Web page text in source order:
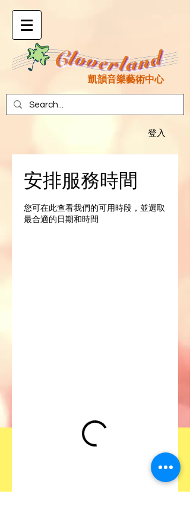
凱韻音樂藝術中心
登入
安排服務時間
您可在此查看我們的可用時段，並選取
最合適的日期和時間